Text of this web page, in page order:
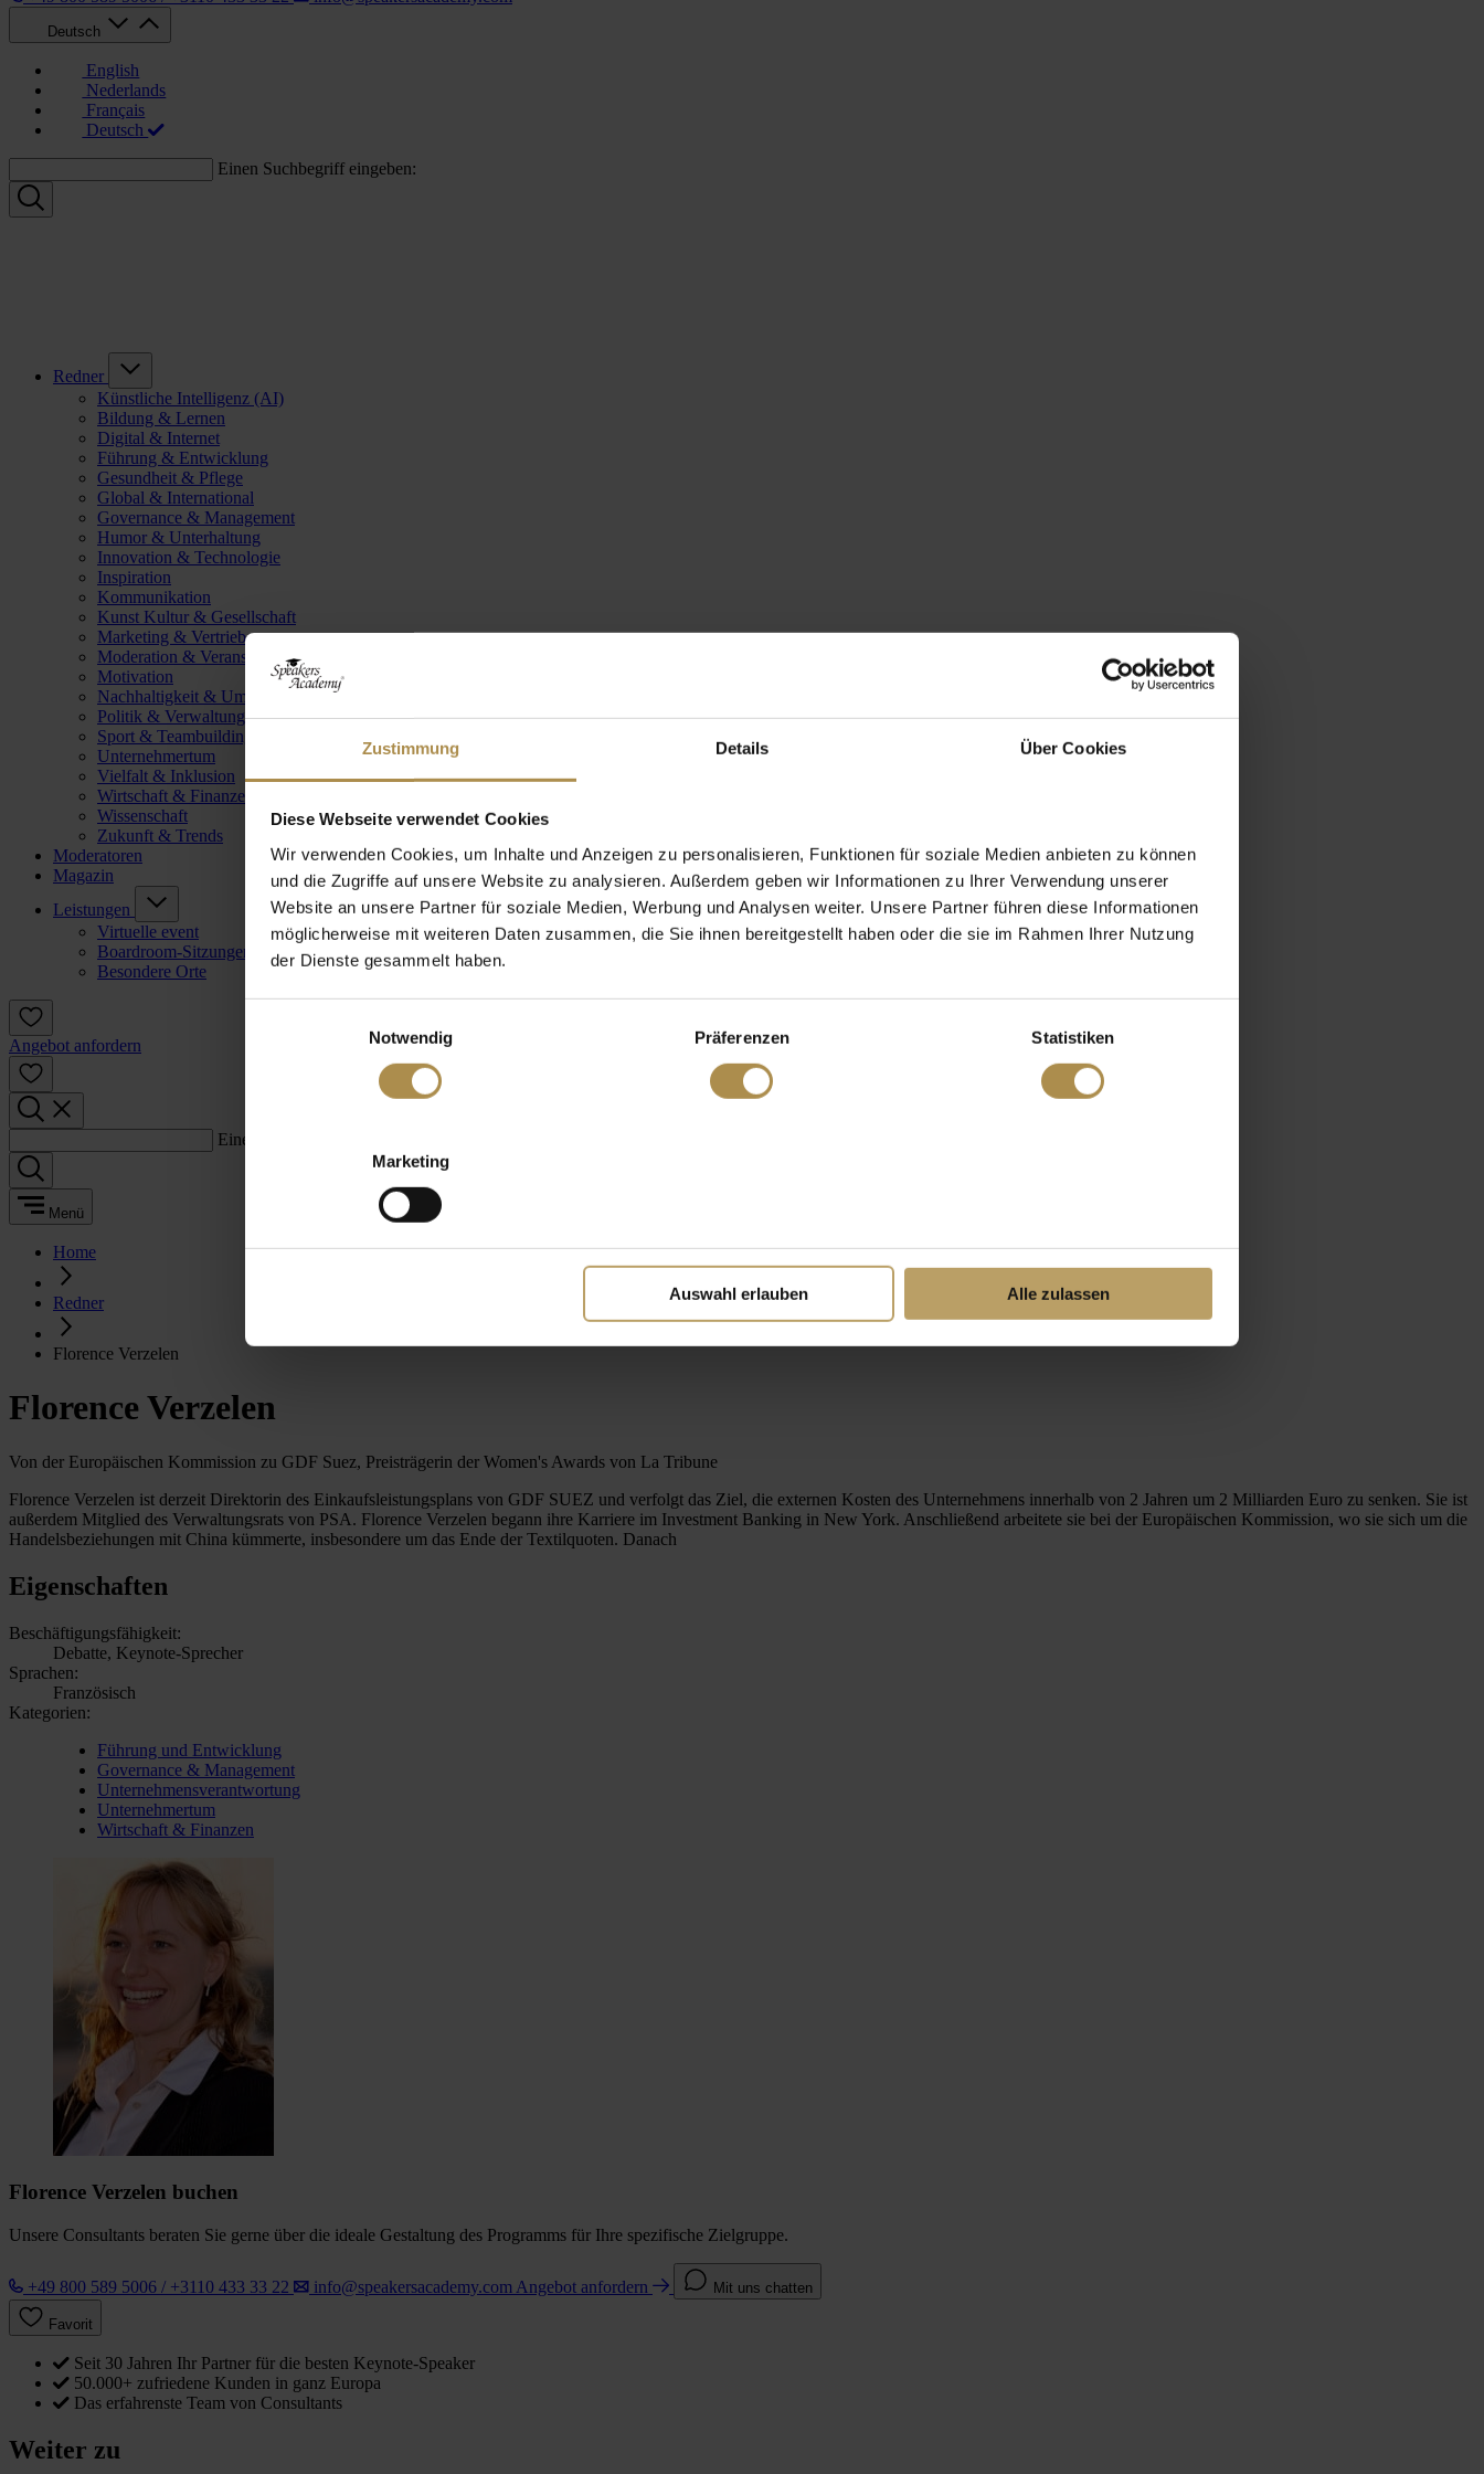
Zustimmung Details Über Cookies
Diese Webseite verwendet Cookies
Wir verwenden Cookies, um Inhalte und Anzeigen zu personalisieren, Funktionen für soziale Medien anbieten zu können
und die Zugriffe auf unsere Website zu analysieren. Außerdem geben wir Informationen zu Ihrer Verwendung unserer
Website an unsere Partner für soziale Medien, Werbung und Analysen weiter. Unsere Partner führen diese Informationen
möglicherweise mit weiteren Daten zusammen, die Sie ihnen bereitgestellt haben oder die sie im Rahmen Ihrer Nutzung
der Dienste gesammelt haben.
Notwendig
Präferenzen Statistiken
Marketing
Auswahl erlauben Alle zulassen
Deutsch
English
Nederlands
Français
Deutsch
Einen Suchbegriff eingeben:
Redner
Künstliche Intelligenz (AI)
Bildung & Lernen
Digital & Internet
Führung & Entwicklung
Gesundheit & Pflege
Global & International
Governance & Management
Humor & Unterhaltung
Innovation & Technologie
Inspiration
Kommunikation
Kunst Kultur & Gesellschaft
Marketing & Vertrieb
Moderation & Veranstaltungsleitung
Motivation
Nachhaltigkeit & Umwelt
Politik & Verwaltung
Sport & Teambuilding
Unternehmertum
Vielfalt & Inklusion
Wirtschaft & Finanzen
Wissenschaft
Zukunft & Trends
Moderatoren
Magazin
Leistungen
Virtuelle event
Boardroom-Sitzungen
Besondere Orte
Angebot anfordern
Einen Suchbegriff eingeben:
Menü
Home
Redner
Florence Verzelen
Florence Verzelen
Von der Europäischen Kommission zu GDF Suez, Preisträgerin der Women's Awards von La Tribune
Florence Verzelen ist derzeit Direktorin des Einkaufsleistungsplans von GDF SUEZ und verfolgt das Ziel, die externen Kosten des Unternehmens innerhalb von 2 Jahren um 2 Milliarden Euro zu senken. Sie ist
außerdem Mitglied des Verwaltungsrats von PSA. Florence Verzelen begann ihre Karriere im Investment Banking in New York. Anschließend arbeitete sie bei der Europäischen Kommission, wo sie sich um die
Handelsbeziehungen mit China kümmerte, insbesondere um das Ende der Textilquoten. Danach
Eigenschaften
Beschäftigungsfähigkeit:
Debatte, Keynote-Sprecher
Sprachen:
Französisch
Kategorien:
Führung und Entwicklung
Governance & Management
Unternehmensverantwortung
Unternehmertum
Wirtschaft & Finanzen
Florence Verzelen buchen
Unsere Consultants beraten Sie gerne über die ideale Gestaltung des Programms für Ihre spezifische Zielgruppe.
+49 800 589 5006 / +3110 433 33 22 info@speakersacademy.com Angebot anfordern Mit uns chatten
Favorit
Seit 30 Jahren Ihr Partner für die besten Keynote-Speaker
50.000+ zufriedene Kunden in ganz Europa
Das erfahrenste Team von Consultants
Weiter zu